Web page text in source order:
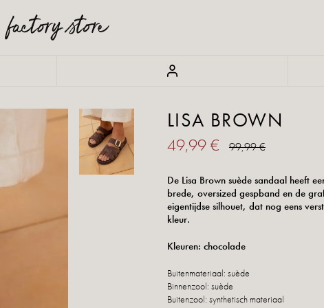
LISA BROWN
49,99 € 99,99 €
De Lisa Brown suède sandaal heeft
brede, oversized gespband en de
eigentijdse silhouet, dat nog eens
kleur.
Kleuren: chocolade
Buitenmateriaal: suède
Binnenzool: suède
Buitenzool: synthetisch materiaal